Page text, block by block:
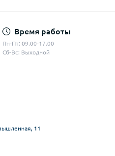
Время работы
Пн-Пт: 09.00-17.00
Сб-Вс: Выходной
11